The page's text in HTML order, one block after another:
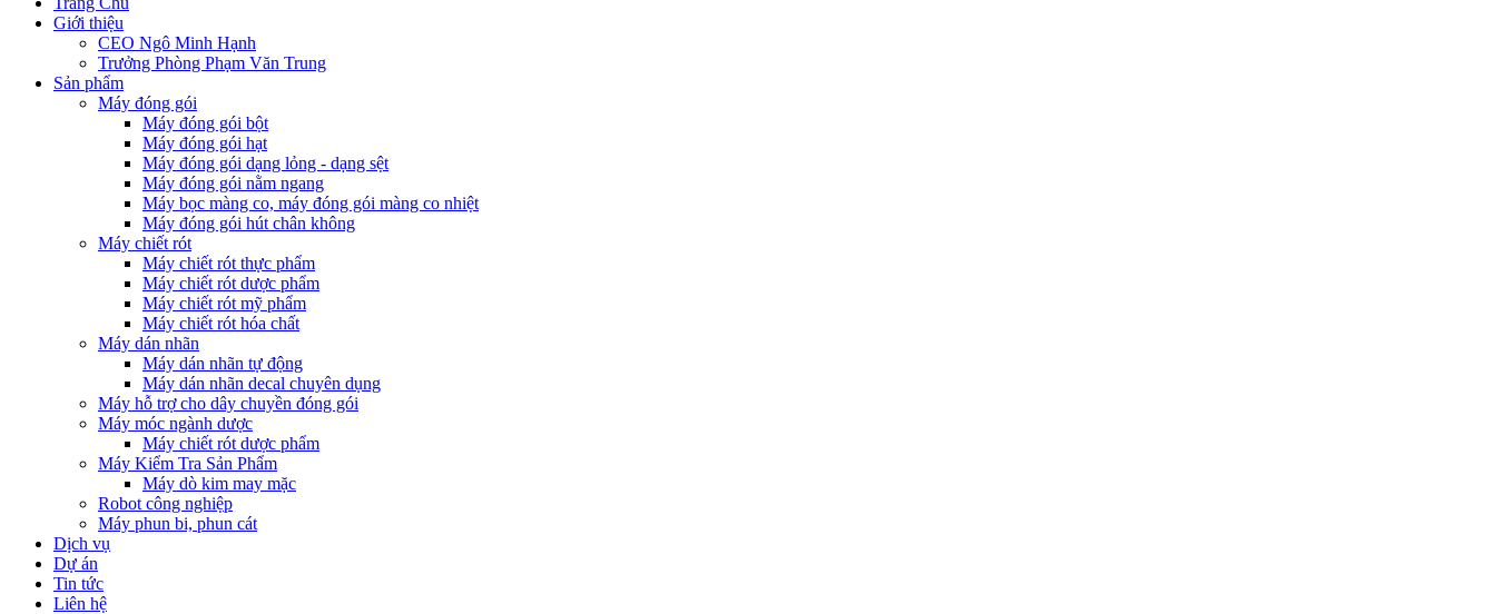
Giới thiệu
CEO Ngô Minh Hạnh
Trưởng Phòng Phạm Văn Trung
Sản phẩm
Máy đóng gói
Máy đóng gói bột
Máy đóng gói hạt
Máy đóng gói dạng lỏng - dạng sệt
Máy đóng gói nằm ngang
Máy bọc màng co, máy đóng gói màng co nhiệt
Máy đóng gói hút chân không
Máy chiết rót
Máy chiết rót thực phẩm
Máy chiết rót dược phẩm
Máy chiết rót mỹ phẩm
Máy chiết rót hóa chất
Máy dán nhãn
Máy dán nhãn tự động
Máy dán nhãn decal chuyên dụng
Máy hỗ trợ cho dây chuyền đóng gói
Máy móc ngành dược
Máy chiết rót dược phẩm
Máy Kiểm Tra Sản Phẩm
Máy dò kim may mặc
Robot công nghiệp
Máy phun bi, phun cát
Dịch vụ
Dự án
Tin tức
Liên hệ